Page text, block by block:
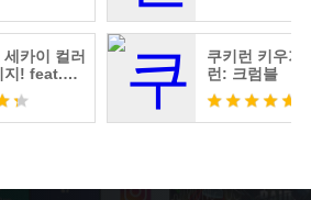
카이 컬러
지! feat.하
쿠키런 키우기
런: 크럼블